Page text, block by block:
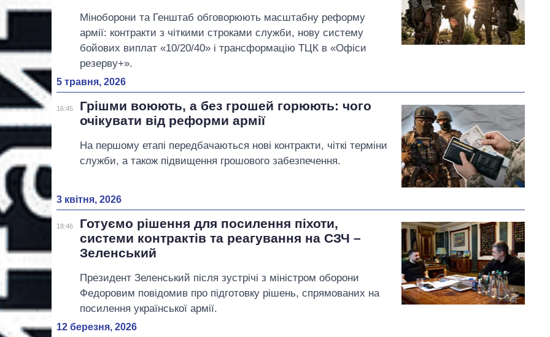
Міноборони та Генштаб обговорюють масштабну реформу
армії: контракти з чіткими строками служби, нову систему
бойових виплат «10/20/40» і трансформацію ТЦК в «Офіси
резерву+».
5 травня, 2026
16:45
Грішми воюють, а без грошей горюють: чого
очікувати від реформи армії
На першому етапі передбачаються нові контракти, чіткі терміни
служби, а також підвищення грошового забезпечення.
3 квітня, 2026
18:46
Готуємо рішення для посилення піхоти,
системи контрактів та реагування на СЗЧ –
Зеленський
Президент Зеленський після зустрічі з міністром оборони
Федоровим повідомив про підготовку рішень, спрямованих на
посилення української армії.
12 березня, 2026